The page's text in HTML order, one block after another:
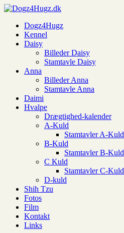
Dogz4Hugz
Kennel
Daisy
Billeder Daisy
Stamtavle Daisy
Anna
Billeder Anna
Stamtavle Anna
Daimi
Hvalpe
Drægtighed-kalender
A-Kuld
Stamtavler A-Kuld
B-Kuld
Stamtavler B-Kuld
C Kuld
Stamtavler C-Kuld
D-kuld
Shih Tzu
Fotos
Film
Kontakt
Links